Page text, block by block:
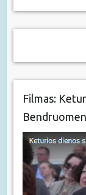
Filmas: